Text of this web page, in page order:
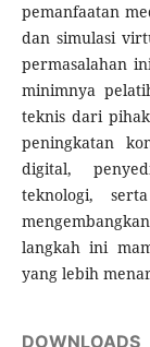
pemanfaatan
dan simulasi
permasalahan
minimnya
teknis dari
peningkatan
digital,
teknologi,
langkah ini
yang lebih
DOWNLOADS